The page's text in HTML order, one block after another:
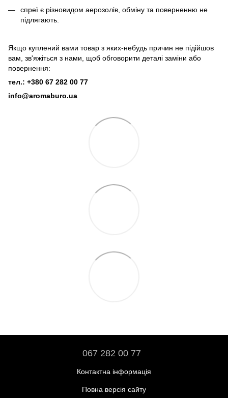
спреї є різновидом аерозолів, обміну та поверненню не
підлягають.
Якщо куплений вами товар з яких-небудь причин не підійшов
вам, зв'яжіться з нами, щоб обговорити деталі заміни або
повернення:
тел.: +380 67 282 00 77
info@aromaburo.ua
067 282 00 77
Контактна інформація
Повна версія сайту